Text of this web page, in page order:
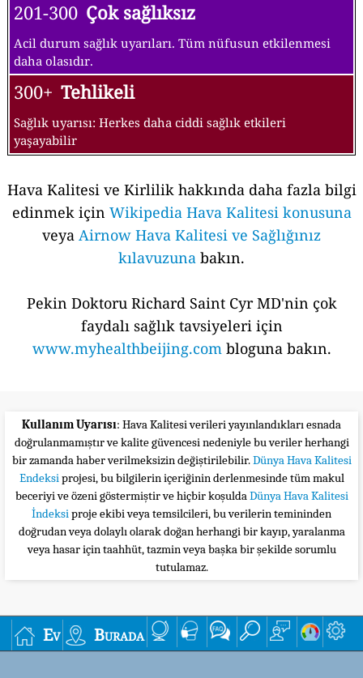
201-300 Çok sağlıksız
Acil durum sağlık uyarıları. Tüm nüfusun etkilenmesi
daha olasıdır.
300+ Tehlikeli
Sağlık uyarısı: Herkes daha ciddi sağlık etkileri
yaşayabilir
Hava Kalitesi ve Kirlilik hakkında daha fazla bilgi
edinmek için Wikipedia Hava Kalitesi konusuna
veya Airnow Hava Kalitesi ve Sağlığınız
kılavuzuna bakın.
Pekin Doktoru Richard Saint Cyr MD'nin çok
faydalı sağlık tavsiyeleri için
www.myhealthbeijing.combloguna bakın.
Kullanım Uyarısı: Hava Kalitesi verileri yayınlandıkları esnada
doğrulanmamıştır ve kalite güvencesi nedeniyle bu veriler herhangi
bir zamanda haber verilmeksizin değiştirilebilir.Dünya Hava Kalitesi
Endeksiprojesi, bu bilgilerin içeriğinin derlenmesinde tüm makul
beceriyi ve özeni göstermiştir ve hiçbir koşuldaDünya Hava Kalitesi
İndeksiproje ekibi veya temsilcileri, bu verilerin temininden
doğrudan veya dolaylı olarak doğan herhangi bir kayıp, yaralanma
veya hasar için taahhüt, tazmin veya başka bir şekilde sorumlu
tutulamaz.
Ev Burada